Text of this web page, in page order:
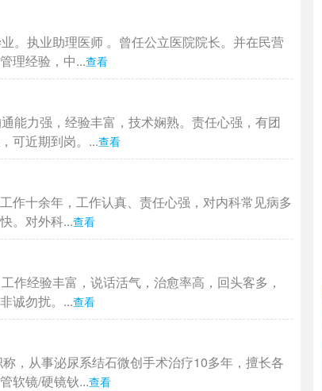
。执业助理医师 。曾任公立医院院长。并在民营
理经验，中...查看
能力强，经验丰富，技术娴熟。责任心强，有团
可近期到岗。...查看
作十余年，工作认真、责任心强，对内科常见病多
。对外科...查看
作经验丰富，说话活气，治愈率高，回头客多，
诚勿扰。...查看
，从事泌尿系结石微创手术治疗10多年，擅长各
软镜/硬镜钬...查看